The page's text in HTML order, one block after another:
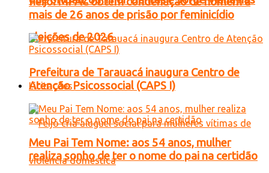
eleições de 2026
Licitações
mais de 26 anos de prisão por feminicídio
Prefeitura de Tarauacá inaugura Centro de
Atenção Psicossocial (CAPS I)
Meu Pai Tem Nome: aos 54 anos, mulher
realiza sonho de ter o nome do pai na certidão